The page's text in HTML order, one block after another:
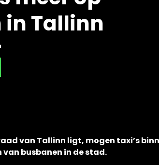
Tallinn
van Tallinn ligt, mogen taxi’s
busbanen in de stad.